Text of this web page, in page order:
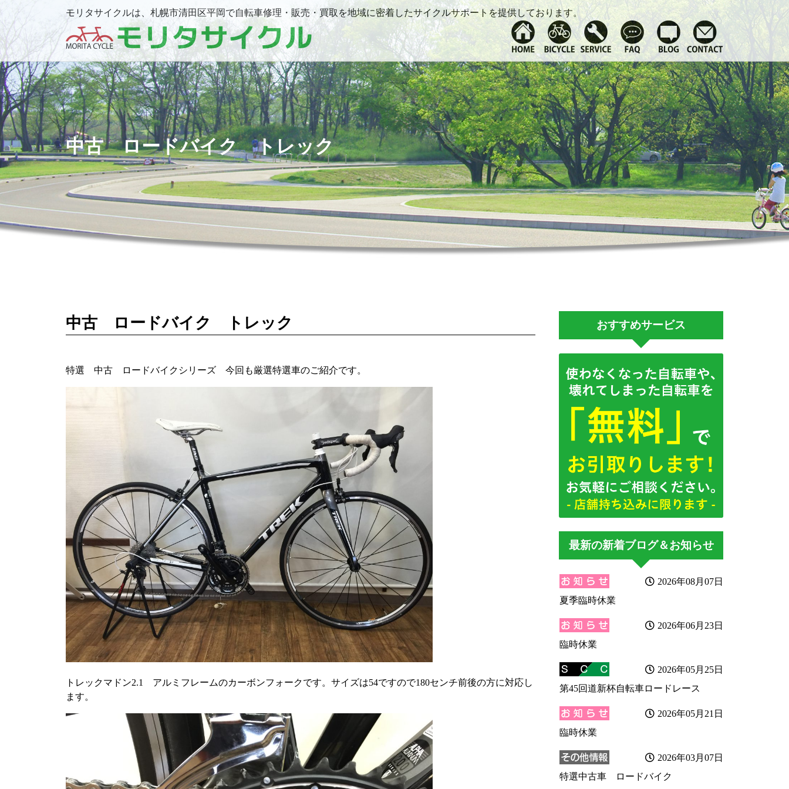
モリタサイクルは、札幌市清田区平岡で自転車修理・販売・買取を地域に密着したサイクルサポートを提供しております。
中古 ロードバイク トレック
中古 ロードバイク トレック
特選 中古 ロードバイクシリーズ 今回も厳選特選車のご紹介です。
トレックマドン2.1 アルミフレームのカーボンフォークです。サイズは54ですので180センチ前後の方に対応し
ます。
おすすめサービス
最新の新着ブログ＆お知らせ
2026年08月07日
夏季臨時休業
2026年06月23日
臨時休業
2026年05月25日
第45回道新杯自転車ロードレース
2026年05月21日
臨時休業
2026年03月07日
特選中古車 ロードバイク